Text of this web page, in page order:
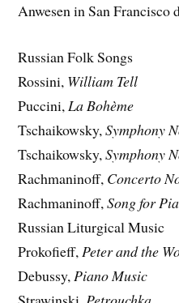
Anwesen in San Francisco
Russian Folk Songs
Rossini, William Tell
Puccini,La Bohème
Tschaikowsky,Symphony
Tschaikowsky,Symphony
Rachmaninoff, Concerto
Rachmaninoff,Song for
Russian Liturgical Music
Prokofieff,Peter and the
Debussy,Piano Music